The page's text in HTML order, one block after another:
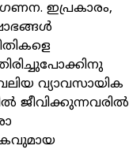
ഇപ്രകാരം,
വ്യാവസായിക
ജീവിക്കുന്നവരിൽ